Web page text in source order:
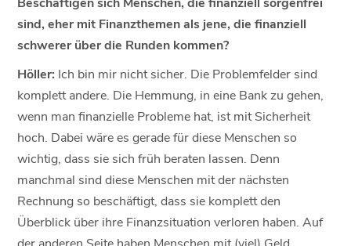
sind, eher mit Finanzthemen als jene, die finanziell
schwerer über die Runden kommen?
Höller: Ich bin mir nicht sicher. Die Problemfelder sind
komplett andere. Die Hemmung, in eine Bank zu gehen,
wenn man finanzielle Probleme hat, ist mit Sicherheit
hoch. Dabei wäre es gerade für diese Menschen so
wichtig, dass sie sich früh beraten lassen. Denn
manchmal sind diese Menschen mit der nächsten
Rechnung so beschäftigt, dass sie komplett den
Überblick über ihre Finanzsituation verloren haben. Auf
der anderen Seite haben Menschen mit (viel) Geld